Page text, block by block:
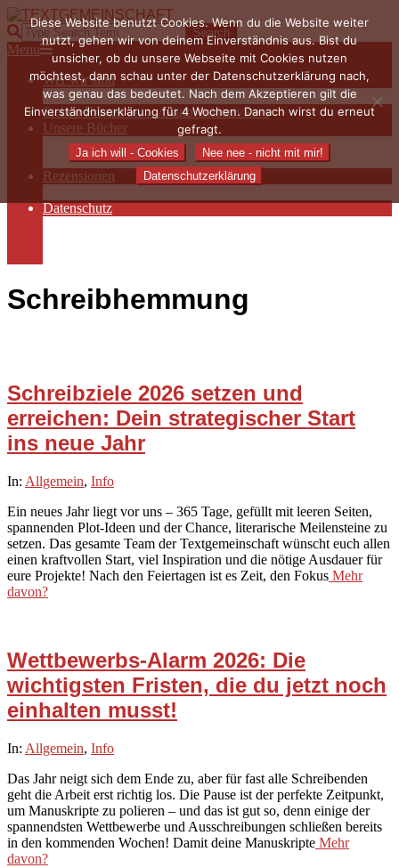
Skip
to
content
TEXTGEMEINSCHAFT
Search
Primary
Navigation
Menu
Menu
Wer wir sind
Die Hauptakteurinnen
Sieben Fragen an… / Autoreninterviews
Unsere Bücher
Autorenservices
Autorenprofile
Rezensionen
Datenschutz
Schreibhemmung
Schreibziele 2026 setzen und
erreichen: Dein strategischer Start
ins neue Jahr
2026-
01
In: Allgemein, Info
Ein neues Jahr liegt vor uns – 365 Tage, gefüllt mit leeren Seiten,
spannenden Plot-Ideen und der Chance, literarische Meilensteine zu
setzen. Das gesamte Team der Textgemeinschaft wünscht euch allen
einen kraftvollen Start, viel Inspiration und die nötige Ausdauer für
eure Projekte! Nach den Feiertagen ist es Zeit, den Fokus Mehr
davon?
Wettbewerbs-Alarm 2026: Die
wichtigsten Fristen, die du jetzt noch
einhalten musst!
2025-
20
In: Allgemein, Info
Das Jahr neigt sich dem Ende zu, aber für fast alle Schreibenden
geht die Arbeit erst richtig los. Die Pause ist der perfekte Zeitpunkt,
um Manuskripte zu polieren – und das ist gut so, denn einige der
spannendsten Wettbewerbe und Ausschreibungen schließen bereits
in den kommenden Wochen! Damit deine Manuskripte Mehr
davon?
Diese Website benutzt Cookies. Wenn du die Website weiter
nutzt, gehen wir von deinem Einverständnis aus. Bist du
unsicher, ob du unsere Webseite mit Cookies nutzen
möchtest, dann schau unter der Datenschutzerklärung nach,
was genau das bedeutet. Nach dem Akzeptieren gilt die
Einverständniserklärung für 4 Wochen. Danach wirst du erneut
gefragt.
Ja ich will - Cookies
Nee nee - nicht mit mir!
Datenschutzerklärung